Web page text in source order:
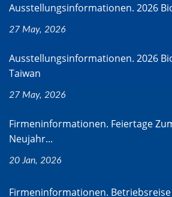
Ausstellungsinformationen. 2026
27 May, 2026
Ausstellungsinformationen. 2026
Taiwan
27 May, 2026
Firmeninformationen. Feiertage
Neujahr...
20 Jan, 2026
Firmeninformationen. Betriebsreise